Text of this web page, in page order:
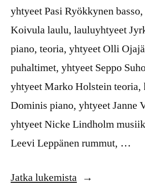
yhtyeet Pasi Ryökkynen
Koivula laulu, lauluyhtyeet
piano, teoria, yhtyeet Olli
puhaltimet, yhtyeet Seppo
yhtyeet Marko Holstein teoria,
Dominis piano, yhtyeet Janne
yhtyeet Nicke Lindholm
Leevi Leppänen rummut, …
Jatka lukemista”Leiri